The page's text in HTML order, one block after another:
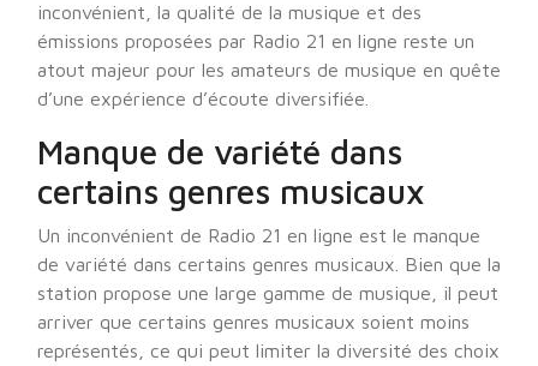
inconvénient, la qualité de la musique et des
émissions proposées par Radio 21 en ligne reste un
atout majeur pour les amateurs de musique en quête
d’une expérience d’écoute diversifiée.
Manque de variété dans
certains genres musicaux
Un inconvénient de Radio 21 en ligne est le manque
de variété dans certains genres musicaux. Bien que la
station propose une large gamme de musique, il peut
arriver que certains genres musicaux soient moins
représentés, ce qui peut limiter la diversité des choix